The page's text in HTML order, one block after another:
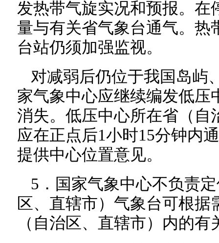
发热带气旋实况和预报。在
量与有关省气象台通气。热
台站仍须加强监视。
对减弱后仍位于我国岛屿
家气象中心应继续编发低压
消失。低压中心所在省（自
应在正点后1小时15分钟内
提供中心位置意见。
5．国家气象中心不负责
区、直辖市）气象台可根
（自治区、直辖市）内的有